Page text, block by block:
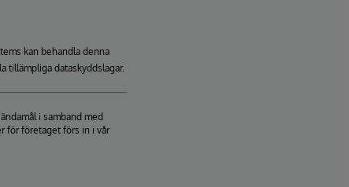
kan behandla denna
tillämpliga dataskyddslagar.
i samband med
för företaget förs in i vår